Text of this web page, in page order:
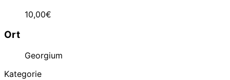
10,00€
Ort
Georgium
Kategorie